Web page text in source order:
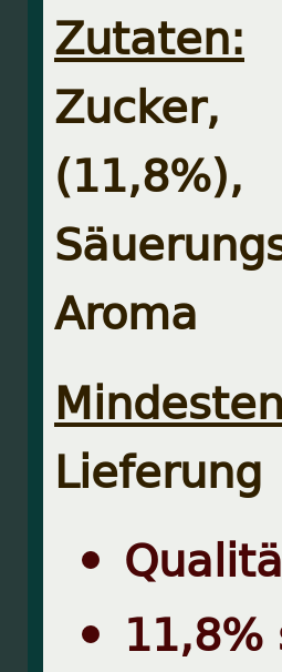
Zutaten:
Zucker,
Aroma
Lieferung